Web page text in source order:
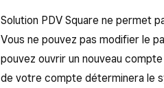
Solution PDV Square ne permet
Vous ne pouvez pas modifier le
pouvez ouvrir un nouveau
de votre compte déterminera le